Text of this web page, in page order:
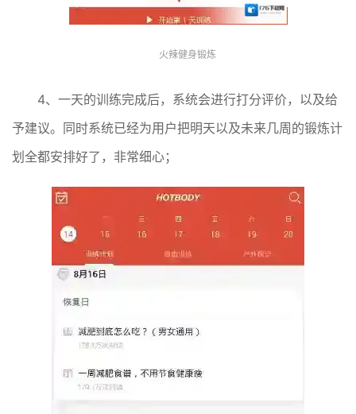
火辣健身锻炼
4、一天的训练完成后，系统会进行打分评价，以及给
予建议。同时系统已经为用户把明天以及未来几周的锻炼计
划全都安排好了，非常细心；